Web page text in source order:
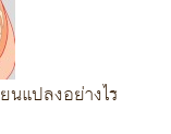
แปลงอย่างไร